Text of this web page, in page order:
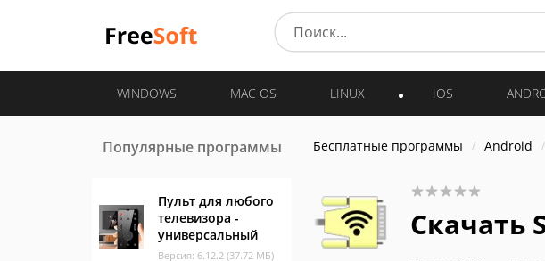
WINDOWS MAC OS LINUX IOS
Популярные программы
Пульт для любого
телевизора -
универсальный
Версия: 6.12.2 (37.72 МБ)
Бесплатные программы Android
Скачать